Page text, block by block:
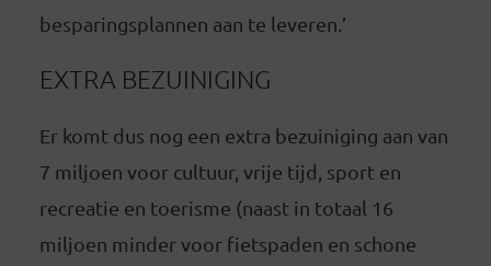
besparingsplannen aan te leveren.’
EXTRA BEZUINIGING
Er komt dus nog een extra bezuiniging aan van
7 miljoen voor cultuur, vrije tijd, sport en
recreatie en toerisme (naast in totaal 16
miljoen minder voor fietspaden en schone